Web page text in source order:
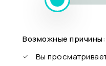
Возможные причины:
Вы